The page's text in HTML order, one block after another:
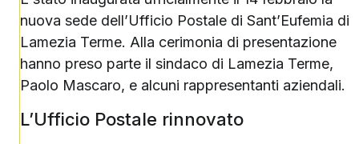
nuova sede dell’Ufficio Postale di Sant’Eufemia di
Lamezia Terme. Alla cerimonia di presentazione
hanno preso parte il sindaco di Lamezia Terme,
Paolo Mascaro, e alcuni rappresentanti aziendali.
L’Ufficio Postale rinnovato